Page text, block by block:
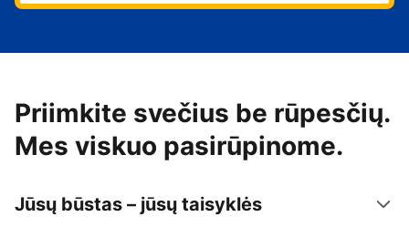
Priimkite svečius be rūpesčių.
Mes viskuo pasirūpinome.
Jūsų būstas – jūsų taisyklės